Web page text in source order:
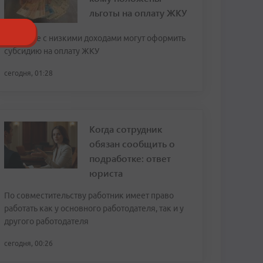
льготы на оплату ЖКУ
Граждане с низкими доходами могут оформить
субсидию на оплату ЖКУ
сегодня, 01:28
Когда сотрудник
обязан сообщить о
подработке: ответ
юриста
По совместительству работник имеет право
работать как у основного работодателя, так и у
другого работодателя
сегодня, 00:26